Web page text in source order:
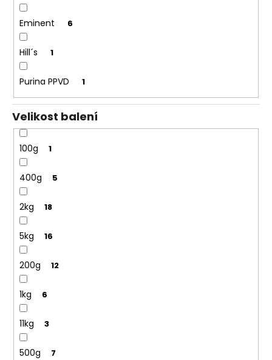
Eminent 6
Hill´s 1
Purina PPVD 1
Velikost balení
100g 1
400g 5
2kg 18
5kg 16
200g 12
1kg 6
11kg 3
500g 7